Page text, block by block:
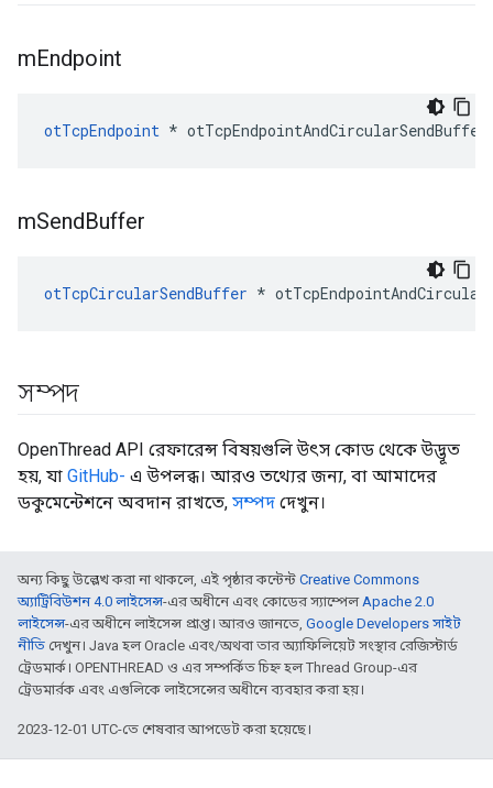
mEndpoint
otTcpEndpoint * otTcpEndpointAndCircularSendBuffer
mSendBuffer
otTcpCircularSendBuffer *
সম্পদ
OpenThread API রেফারেন্স বিষয়গুলি উৎস কোড থেকে উদ্ভূত
হয়, যা GitHub- এ উপলব্ধ। আরও তথ্যের জন্য, বা আমাদের
ডকুমেন্টেশনে অবদান রাখতে, সম্পদ দেখুন।
অন্য কিছু উল্লেখ করা না থাকলে, এই পৃষ্ঠার কন্টেন্ট Creative Commons
অ্যাট্রিবিউশন 4.0 লাইসেন্স-এর অধীনে এবং কোডের স্যাম্পেলApache 2.0
লাইসেন্স-এর অধীনে লাইসেন্স প্রাপ্ত। আরও জানতে, Google Developers সাইট
নীতি দেখুন। Java হল Oracle এবং/অথবা তার অ্যাফিলিয়েট সংস্থার রেজিস্টার্ড
ট্রেডমার্ক। OPENTHREAD ও এর সম্পর্কিত চিহ্ন হল Thread Group-এর
ট্রেডমার্রক এবং এগুলিকে লাইসেন্সের অধীনে ব্যবহার করা হয়।
2023-12-01 UTC-তে শেষবার আপডেট করা হয়েছে।